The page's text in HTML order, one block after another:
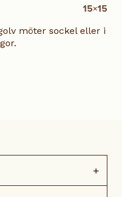
15×15
möter sockel eller i